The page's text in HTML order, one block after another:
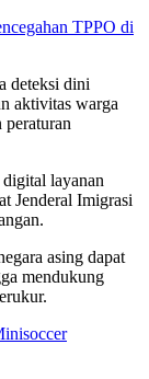
TPPO di
deteksi dini
aktivitas warga
peraturan
layanan
Jenderal Imigrasi
asing dapat
mendukung